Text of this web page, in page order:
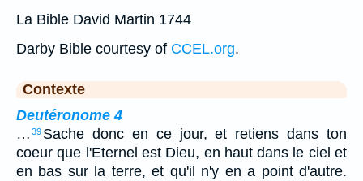
La Bible David Martin 1744
Darby Bible courtesy of CCEL.org.
Contexte
Deutéronome 4
… 39 Sache donc en ce jour, et retiens dans ton
coeur que l'Eternel est Dieu, en haut dans le ciel et
en bas sur la terre, et qu'il n'y en a point d'autre.